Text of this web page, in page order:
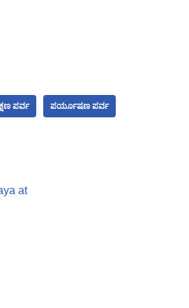
ಪರ್ವ ಪರ್ಯೂಷಣ ಪರ್ವ
at